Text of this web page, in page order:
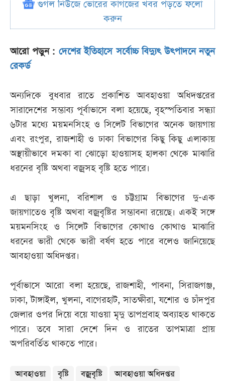
গুগল নিউজে ভোরের কাগজের খবর পড়তে ফলো
করুন
আরো পড়ুন : দেশের ইতিহাসে সর্বোচ্চ বিদ্যুৎ উৎপাদনে নতুন
রেকর্ড
অন্যদিকে বুধবার রাতে প্রকাশিত আবহাওয়া অধিদপ্তরের
সারাদেশের সম্ভাব্য পূর্বাভাসে বলা হয়েছে, বৃহস্পতিবার সন্ধ্যা
৬টার মধ্যে ময়মনসিংহ ও সিলেট বিভাগের অনেক জায়গায়
এবং রংপুর, রাজশাহী ও ঢাকা বিভাগের কিছু কিছু এলাকায়
অস্থায়ীভাবে দমকা বা ঝোড়ো হাওয়াসহ হালকা থেকে মাঝারি
ধরনের বৃষ্টি অথবা বজ্রসহ বৃষ্টি হতে পারে।
এ ছাড়া খুলনা, বরিশাল ও চট্টগ্রাম বিভাগের দু-এক
জায়গাতেও বৃষ্টি অথবা বজ্রবৃষ্টির সম্ভাবনা রয়েছে। একই সঙ্গে
ময়মনসিংহ ও সিলেট বিভাগের কোথাও কোথাও মাঝারি
ধরনের ভারী থেকে ভারী বর্ষণ হতে পারে বলেও জানিয়েছে
আবহাওয়া অধিদপ্তর।
পূর্বাভাসে আরো বলা হয়েছে, রাজশাহী, পাবনা, সিরাজগঞ্জ,
ঢাকা, টাঙ্গাইল, খুলনা, বাগেরহাট, সাতক্ষীরা, যশোর ও চাঁদপুর
জেলার ওপর দিয়ে বয়ে যাওয়া মৃদু তাপপ্রবাহ অব্যাহত থাকতে
পারে। তবে সারা দেশে দিন ও রাতের তাপমাত্রা প্রায়
অপরিবর্তিত থাকতে পারে।
আবহাওয়া বৃষ্টি বজ্রবৃষ্টি আবহাওয়া অধিদপ্তর